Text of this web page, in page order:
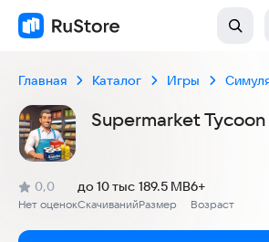
Главная Каталог Игры
Supermarket Tycoon
Рейтинг:
0,0
(
Нет оценок
)
Скачиваний
до 10 тыс
Размер
189.5 MB
Возраст
6+